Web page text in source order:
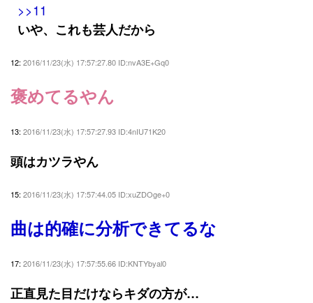
>>11
いや、これも芸人だから
12: 2016/11/23(水) 17:57:27.80 ID:nvA3E+Gq0
褒めてるやん
13: 2016/11/23(水) 17:57:27.93 ID:4nIU71K20
頭はカツラやん
15: 2016/11/23(水) 17:57:44.05 ID:xuZDOge+0
曲は的確に分析できてるな
17: 2016/11/23(水) 17:57:55.66 ID:KNTYbyal0
正直見た目だけならキダの方が…